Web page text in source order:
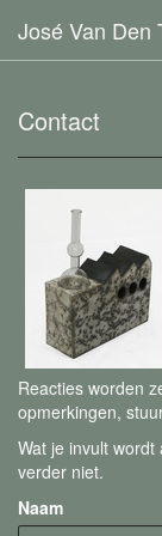
José Van Den
Contact
Reacties worden
opmerkingen,
Wat je invult
verder niet.
Naam